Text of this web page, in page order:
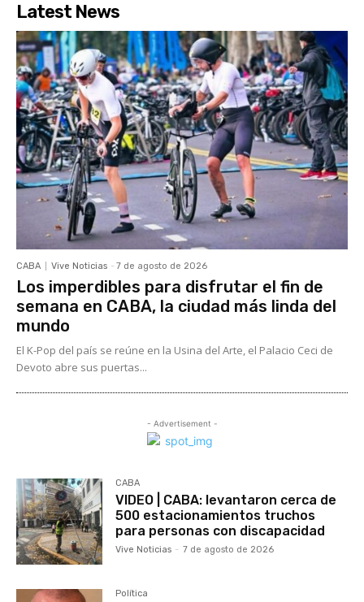
Latest News
CABA Vive Noticias - 7 de agosto de 2026
Los imperdibles para disfrutar el fin de
semana en CABA, la ciudad más linda del
mundo
El K-Pop del país se reúne en la Usina del Arte, el Palacio Ceci de
Devoto abre sus puertas...
- Advertisement -
CABA
VIDEO | CABA: levantaron cerca de
500 estacionamientos truchos
para personas con discapacidad
Vive Noticias - 7 de agosto de 2026
Política